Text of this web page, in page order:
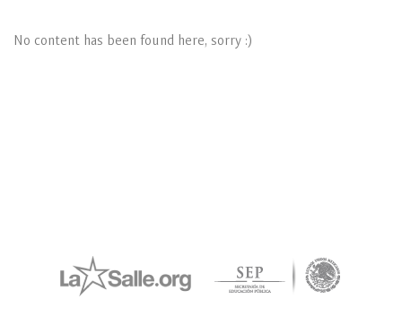
No content has been found here, sorry :)